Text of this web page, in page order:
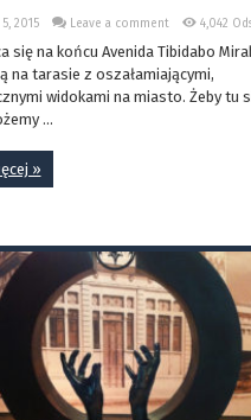
2015 Leave a comment 4,042
się na końcu Avenida Tibidabo
na tarasie z oszałamiającymi,
widokami na miasto. Żeby tu
...
»